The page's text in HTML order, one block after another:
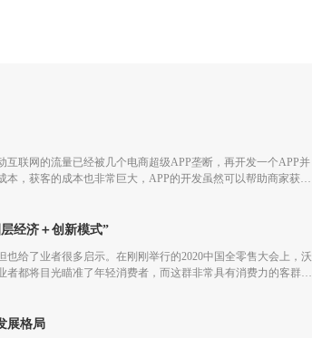
联网的流量已经被几个电商超级APP垄断，再开发一个APP并
，获客的成本也非常巨大，APP的开发虽然可以帮助商家获取
经济＋创新模式”
给了业者很多启示。在刚刚举行的2020中国全零售大会上，沃
都将目光瞄准了年轻消费者，而这群非常具有消费力的客群不
展格局